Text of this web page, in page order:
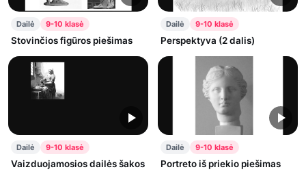
Dailė 9-10 klasė
Stovinčios figūros piešimas
Dailė 9-10 klasė
Perspektyva (2 dalis)
Dailė 9-10 klasė
Vaizduojamosios dailės šakos
Dailė 9-10 klasė
Portreto iš priekio piešimas